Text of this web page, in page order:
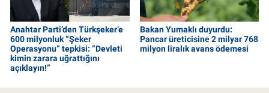
Anahtar Parti’den Türkşeker’e
600 milyonluk “Şeker
Operasyonu” tepkisi: “Devleti
kimin zarara uğrattığını
açıklayın!”
Bakan Yumaklı duyurdu:
Pancar üreticisine 2 milyar 768
milyon liralık avans ödemesi